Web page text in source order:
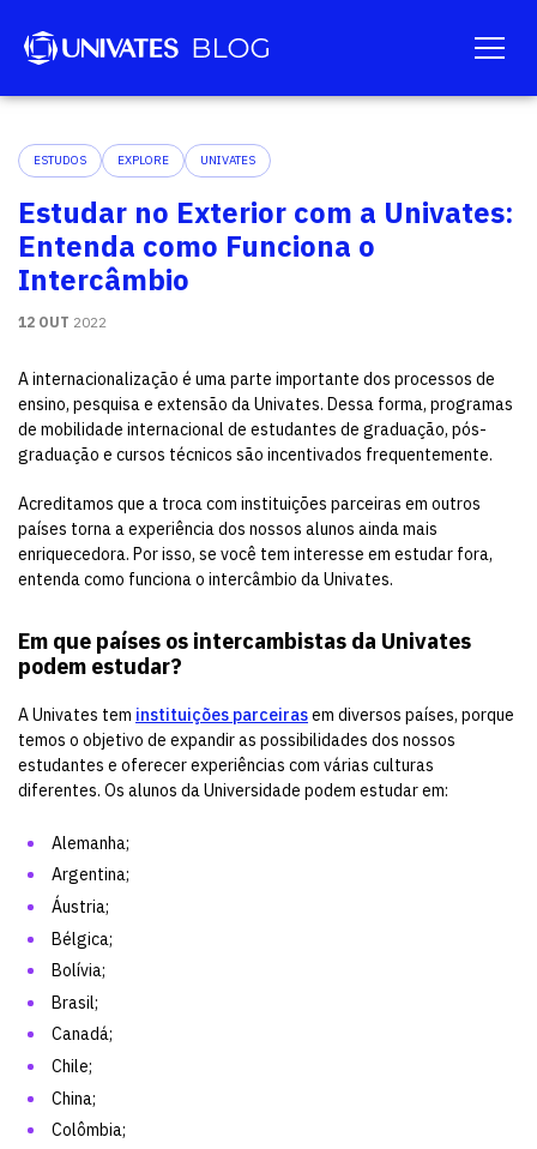
ESTUDOS EXPLORE UNIVATES
Estudar no Exterior com a Univates:
Entenda como Funciona o
Intercâmbio
12 OUT 2022
A internacionalização é uma parte importante dos processos de
ensino, pesquisa e extensão da Univates. Dessa forma, programas
de mobilidade internacional de estudantes de graduação, pós-
graduação e cursos técnicos são incentivados frequentemente.
Acreditamos que a troca com instituições parceiras em outros
países torna a experiência dos nossos alunos ainda mais
enriquecedora. Por isso, se você tem interesse em estudar fora,
entenda como funciona o intercâmbio da Univates.
Em que países os intercambistas da Univates
podem estudar?
A Univates tem instituições parceirasem diversos países, porque
temos o objetivo de expandir as possibilidades dos nossos
estudantes e oferecer experiências com várias culturas
diferentes. Os alunos da Universidade podem estudar em:
Alemanha;
Argentina;
Áustria;
Bélgica;
Bolívia;
Brasil;
Canadá;
Chile;
China;
Colômbia;